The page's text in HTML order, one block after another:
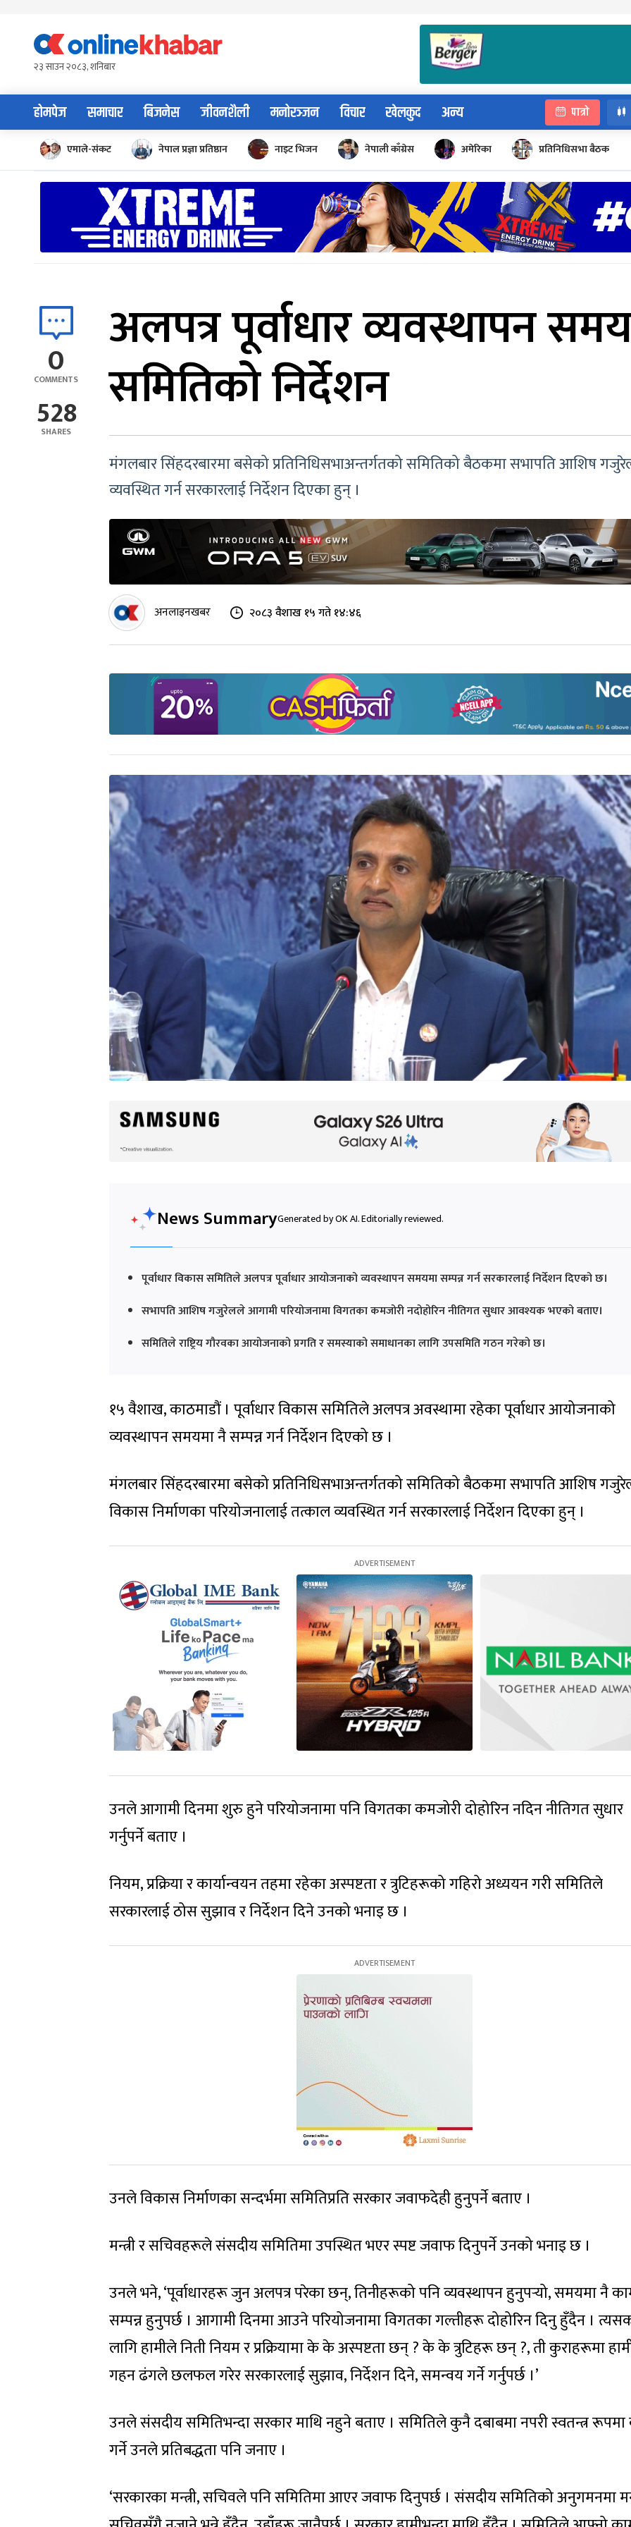
content२३ साउन २०८३, शनिबार
होमपेज समाचार बिजनेस जीवनशैली मनोरञ्जन विचार खेलकुद अन्य पात्रो
एमाले-संकट नेपाल प्रज्ञा प्रतिष्ठान नाइट भिजन नेपाली काँग्रेस अमेरिका प्रतिनिधिसभा बैठक
0
COMMENTS
528
SHARES
अलपत्र पूर्वाधार व्यवस्थापन
समितिको निर्देशन
मंगलबार सिंहदरबारमा बसेको प्रतिनिधिसभाअन्तर्गतको समितिको बैठकमा सभापति आशिष
व्यवस्थित गर्न सरकारलाई निर्देशन दिएका हुन् ।
अनलाइनखबर २०८३ वैशाख १५ गते १४:४६
News SummaryGenerated by OK AI. Editorially reviewed.
पूर्वाधार विकास समितिले अलपत्र पूर्वाधार आयोजनाको व्यवस्थापन समयमा सम्पन्न गर्न सरकारलाई निर्देशन दिएको छ।
सभापति आशिष गजुरेलले आगामी परियोजनामा विगतका कमजोरी नदोहोरिन नीतिगत सुधार आवश्यक भएको बताए।
समितिले राष्ट्रिय गौरवका आयोजनाको प्रगति र समस्याको समाधानका लागि उपसमिति गठन गरेको छ।
१५ वैशाख, काठमाडौं । पूर्वाधार विकास समितिले अलपत्र अवस्थामा रहेका पूर्वाधार आयोजनाको
व्यवस्थापन समयमा नै सम्पन्न गर्न निर्देशन दिएको छ ।
मंगलबार सिंहदरबारमा बसेको प्रतिनिधिसभाअन्तर्गतको समितिको बैठकमा सभापति आशिष
विकास निर्माणका परियोजनालाई तत्काल व्यवस्थित गर्न सरकारलाई निर्देशन दिएका हुन् ।
उनले आगामी दिनमा शुरु हुने परियोजनामा पनि विगतका कमजोरी दोहोरिन नदिन नीतिगत सुधार
गर्नुपर्ने बताए ।
नियम, प्रक्रिया र कार्यान्वयन तहमा रहेका अस्पष्टता र त्रुटिहरूको गहिरो अध्ययन गरी समितिले
सरकारलाई ठोस सुझाव र निर्देशन दिने उनको भनाइ छ ।
उनले विकास निर्माणका सन्दर्भमा समितिप्रति सरकार जवाफदेही हुनुपर्ने बताए ।
मन्त्री र सचिवहरूले संसदीय समितिमा उपस्थित भएर स्पष्ट जवाफ दिनुपर्ने उनको भनाइ छ ।
उनले भने, ‘पूर्वाधारहरू जुन अलपत्र परेका छन्, तिनीहरूको पनि व्यवस्थापन हुनुपर्‍यो, समयमा नै
सम्पन्न हुनुपर्छ । आगामी दिनमा आउने परियोजनामा विगतका गल्तीहरू दोहोरिन दिनु हुँदैन ।
लागि हामीले निती नियम र प्रक्रियामा के के अस्पष्टता छन् ? के के त्रुटिहरू छन् ?, ती कुराहरूमा
गहन ढंगले छलफल गरेर सरकारलाई सुझाव, निर्देशन दिने, समन्वय गर्ने गर्नुपर्छ ।’
उनले संसदीय समितिभन्दा सरकार माथि नहुने बताए । समितिले कुनै दबाबमा नपरी स्वतन्त्र
गर्ने उनले प्रतिबद्धता पनि जनाए ।
‘सरकारका मन्त्री, सचिवले पनि समितिमा आएर जवाफ दिनुपर्छ । संसदीय समितिको अनुगमनमा